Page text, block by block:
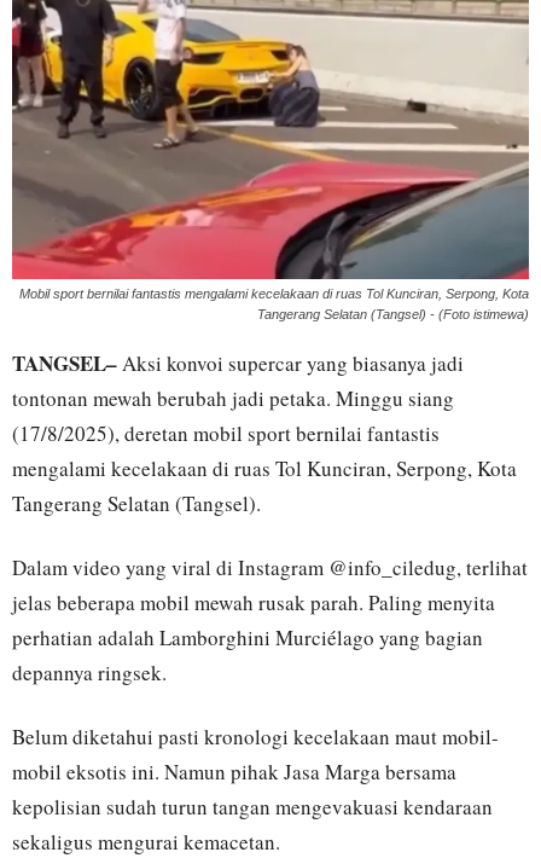
Mobil sport bernilai fantastis mengalami kecelakaan di ruas Tol Kunciran, Serpong, Kota
Tangerang Selatan (Tangsel) - (Foto istimewa)
TANGSEL–Aksi konvoi supercar yang biasanya jadi
tontonan mewah berubah jadi petaka. Minggu siang
(17/8/2025), deretan mobil sport bernilai fantastis
mengalami kecelakaan di ruas Tol Kunciran, Serpong, Kota
Tangerang Selatan (Tangsel).
Dalam video yang viral di Instagram @info_ciledug, terlihat
jelas beberapa mobil mewah rusak parah. Paling menyita
perhatian adalah Lamborghini Murciélago yang bagian
depannya ringsek.
Belum diketahui pasti kronologi kecelakaan maut mobil-
mobil eksotis ini. Namun pihak Jasa Marga bersama
kepolisian sudah turun tangan mengevakuasi kendaraan
sekaligus mengurai kemacetan.